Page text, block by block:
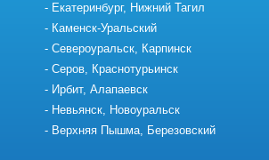
Екатеринбург, Нижний Тагил
Каменск-Уральский
Североуральск, Карпинск
Серов, Краснотурьинск
Ирбит, Алапаевск
Невьянск, Новоуральск
Верхняя Пышма, Березовский